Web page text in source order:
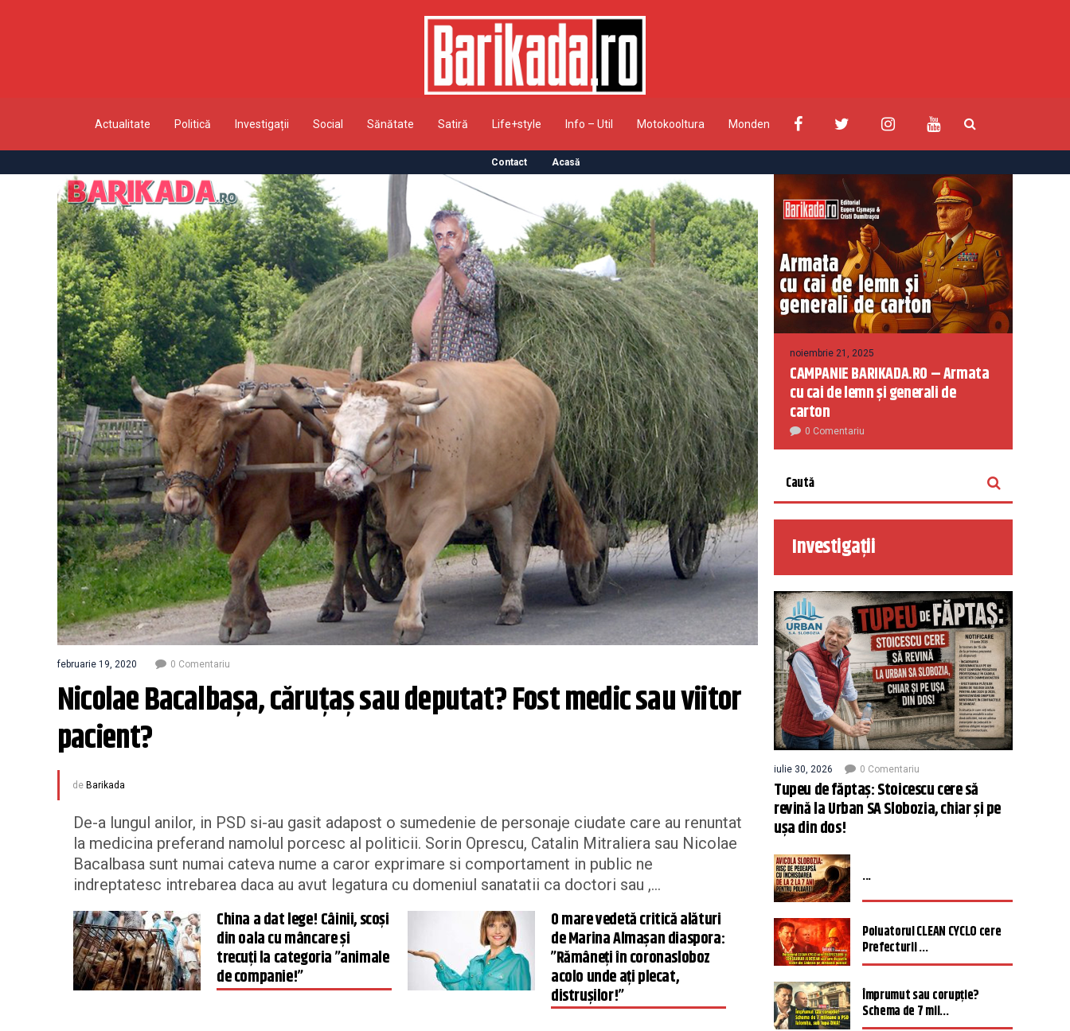
Actualitate Politică Investigații Social Sănătate Satiră Life+style Info – Util Motokooltura Monden
Contact Acasă
februarie 19, 2020 0 Comentariu
Nicolae Bacalbașa, căruțaș sau deputat? Fost medic sau viitor
pacient?
de Barikada
De-a lungul anilor, in PSD si-au gasit adapost o sumedenie de personaje ciudate care au renuntat
la medicina preferand namolul porcesc al politicii. Sorin Oprescu, Catalin Mitraliera sau Nicolae
Bacalbasa sunt numai cateva nume a caror exprimare si comportament in public ne
indreptatesc intrebarea daca au avut legatura cu domeniul sanatatii ca doctori sau ,...
China a dat lege! Câinii, scoși
din oala cu mâncare și
trecuți la categoria ”animale
de companie!”
O mare vedetă critică alături
de Marina Almașan diaspora:
”Rămâneți în coronasloboz
acolo unde ați plecat,
distrușilor!”
noiembrie 21, 2025
CAMPANIE BARIKADA.RO – Armata
cu cai de lemn și generali de
carton
0 Comentariu
Investigații
iulie 30, 2026 0 Comentariu
Tupeu de făptaș: Stoicescu cere să
revină la Urban SA Slobozia, chiar și pe
ușa din dos!
...
Poluatorul CLEAN CYCLO cere
Prefecturii ...
Împrumut sau corupție?
Schema de 7 mil...